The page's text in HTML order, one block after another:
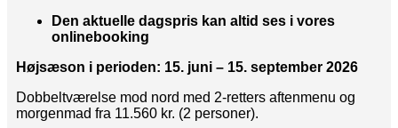
Den aktuelle dagspris kan altid ses i vores
onlinebooking
Højsæson i perioden: 15. juni – 15. september 2026
Dobbeltværelse mod nord med 2-retters aftenmenu og
morgenmad fra 11.560 kr. (2 personer).